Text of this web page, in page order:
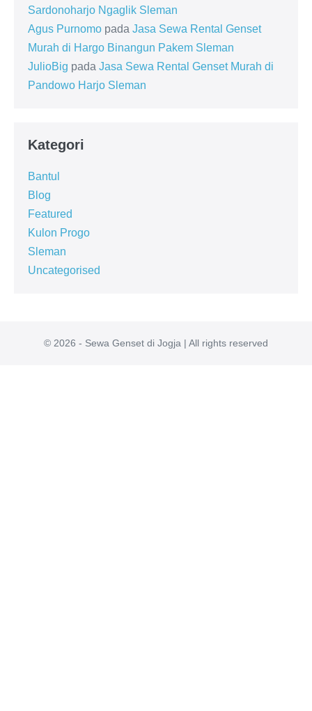
Sardonoharjo Ngaglik Sleman
Agus Purnomo pada Jasa Sewa Rental Genset
Murah di Hargo Binangun Pakem Sleman
JulioBig pada Jasa Sewa Rental Genset Murah di
Pandowo Harjo Sleman
Kategori
Bantul
Blog
Featured
Kulon Progo
Sleman
Uncategorised
© 2026 - Sewa Genset di Jogja | All rights reserved